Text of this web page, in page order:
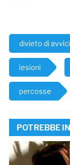
divieto di
lesioni
percosse
POTREBBE